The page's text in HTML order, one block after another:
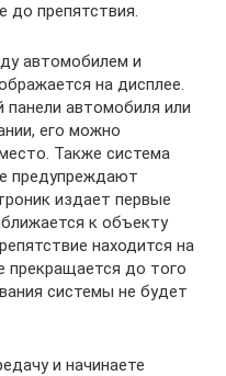
до препятствия.
автомобилем и
на дисплее.
автомобиля или
его можно
Также система
предупреждают
издает первые
к объекту
находится на
прекращается до того
системы не будет
и начинаете